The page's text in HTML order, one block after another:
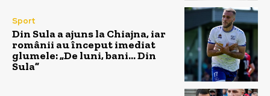
Sport
Din Sula a ajuns la Chiajna, iar
românii au început imediat
glumele: „De luni, bani… Din
Sula”